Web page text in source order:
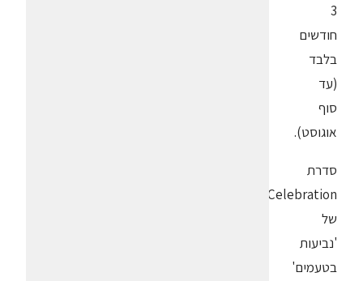
3
חודשים
בלבד
(עד
סוף
אוגוסט).
סדרת
Celebration
של
'נביעות
בטעמים'